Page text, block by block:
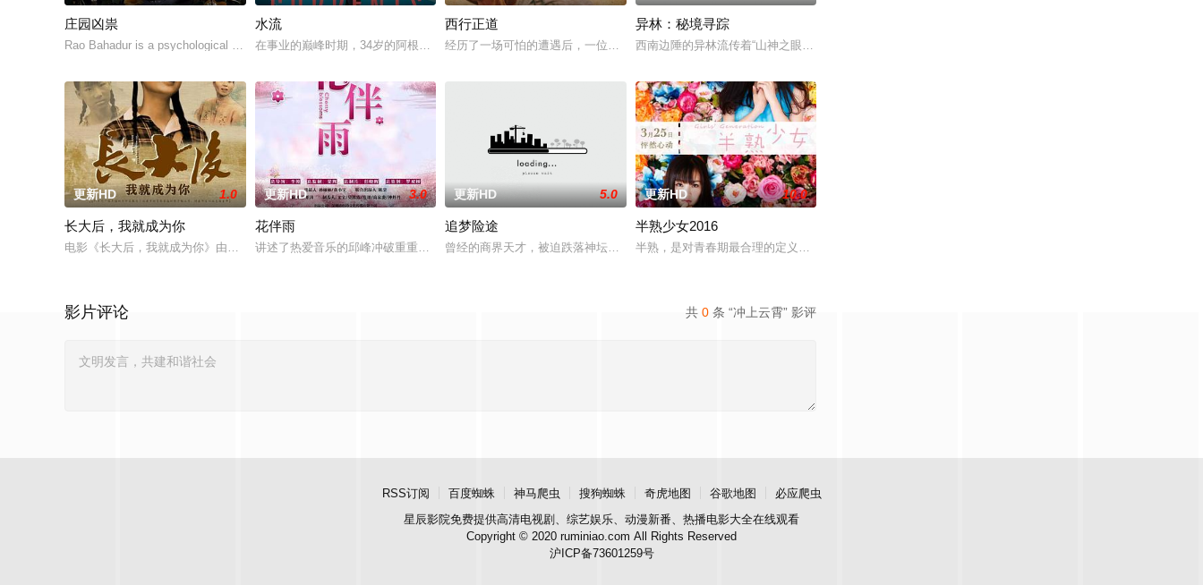
庄园凶祟
Rao Bahadur is a psychological drama set against the
水流
在事业的巅峰时期，34岁的阿根廷造型师丽娜在瑞士的一场颁奖典礼后，被一种突如其来的冲动驱使。回到布宜诺斯
西行正道
经历了一场可怕的遭遇后，一位小镇女子向疏远的哥哥借了钱，独自一人踏上穿越西德克萨斯州的旅程，寻求紧急医疗
异林：秘境寻踪
西南边陲的异林流传着“山神之眼”的恐怖传说，生物系学生苏瑶与同学进山科考，却因遭遇飓风来袭而失联。
更新HD 1.0
长大后，我就成为你
电影《长大后，我就成为你》由中共四川省第十一届党代表、第十二届中华慈善奖最具爱心慈善楷模张彦杰老师的故事
更新HD 3.0
花伴雨
讲述了热爱音乐的邱峰冲破重重阻力，克服种种困难，组建乐队追求自己的音乐梦想，并走出了困住他的亲情隔阂，和
更新HD 5.0
追梦险途
曾经的商界天才，被迫跌落神坛。被那微不足道的成就麻醉过后他该如何面对现实，能改变他的命运的是谁？什么才是
更新HD 10.0
半熟少女2016
半熟，是对青春期最合理的定义，它是梦开始的地方，没有深思熟虑，只有最单纯的坚定，然而，在这个充满
共 0 条 “冲上云霄” 影评
影片评论
RSS订阅 百度蜘蛛 神马爬虫 搜狗蜘蛛 奇虎地图 谷歌地图
必应爬虫
星辰影院免费提供高清电视剧、综艺娱乐、动漫新番、热播电影大全在线观看
Copyright © 2020 ruminiao.com All Rights Reserved
沪ICP备73601259号